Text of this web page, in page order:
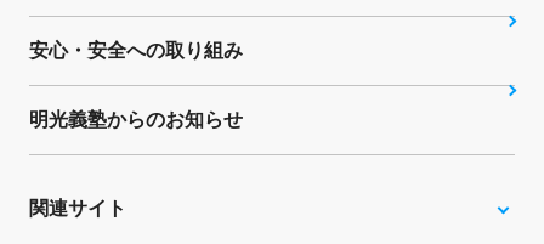
安心・安全への取り組み
明光義塾からのお知らせ
関連サイト